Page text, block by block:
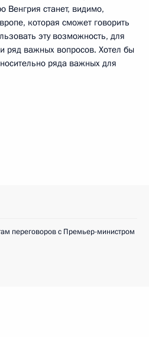
Венгрия станет, видимо,
которая сможет говорить
эту возможность, для
ряд важных вопросов. Хотел бы
ряда важных для
переговоров с Премьер-министром